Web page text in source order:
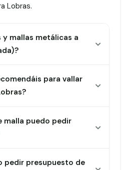
Lobras.
y mallas metálicas a
para vallar
malla puedo pedir
pedir presupuesto de